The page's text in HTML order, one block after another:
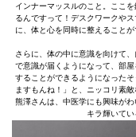
インナーマッスルのこと。ここ
るんですって！デスクワークや
に、体と心を同時に整えること
さらに、体の中に意識を向けて
で意識が届くようになって、部
することができるようになった
ますもんね！」と、ニッコリ素
熊澤さんは、中医学にも興味が
キラ輝いてい